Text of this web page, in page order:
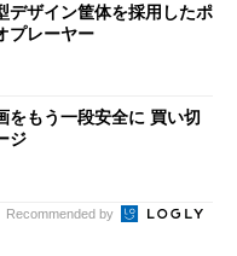
デザイン筐体を採用したポ
プレーヤー
をもう一段安全に 買い切
ジ
Recommended by